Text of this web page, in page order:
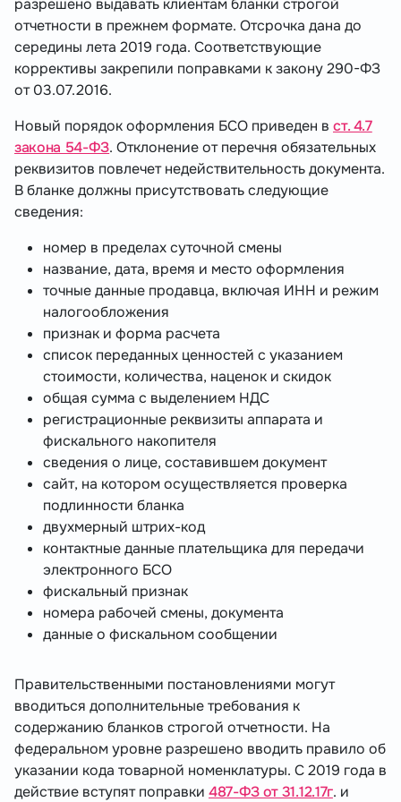
разрешено выдавать клиентам бланки строгой
отчетности в прежнем формате. Отсрочка дана до
середины лета 2019 года. Соответствующие
коррективы закрепили поправками к закону 290-ФЗ
от 03.07.2016.
Новый порядок оформления БСО приведен в ст. 4.7
закона 54-ФЗ. Отклонение от перечня обязательных
реквизитов повлечет недействительность документа.
В бланке должны присутствовать следующие
сведения:
номер в пределах суточной смены
название, дата, время и место оформления
точные данные продавца, включая ИНН и режим
налогообложения
признак и форма расчета
список переданных ценностей с указанием
стоимости, количества, наценок и скидок
общая сумма с выделением НДС
регистрационные реквизиты аппарата и
фискального накопителя
сведения о лице, составившем документ
сайт, на котором осуществляется проверка
подлинности бланка
двухмерный штрих-код
контактные данные плательщика для передачи
электронного БСО
фискальный признак
номера рабочей смены, документа
данные о фискальном сообщении
Правительственными постановлениями могут
вводиться дополнительные требования к
содержанию бланков строгой отчетности. На
федеральном уровне разрешено вводить правило об
указании кода товарной номенклатуры. С 2019 года в
действие вступят поправки 487-ФЗ от 31.12.17г. и